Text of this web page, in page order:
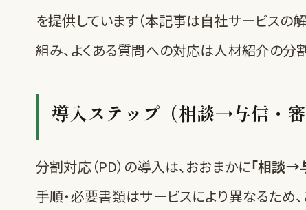
を提供しています（本記事は自社サービスの
組み、よくある質問への対応は人材紹介の分
導入ステップ（相談→与信・
分割対応（PD）の導入は、おおまかに「相談→
手順・必要書類はサービスにより異なるため